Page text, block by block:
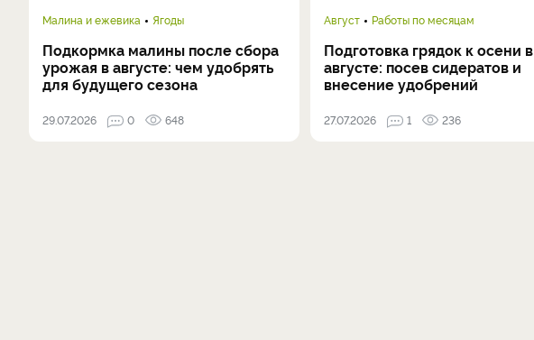
Малина и ежевика Ягоды
Подкормка малины после сбора
урожая в августе: чем удобрять
для будущего сезона
29.07.2026 0 648
Август Работы по месяцам
Подготовка грядок к осени в
августе: посев сидератов и
внесение удобрений
27.07.2026 1 236